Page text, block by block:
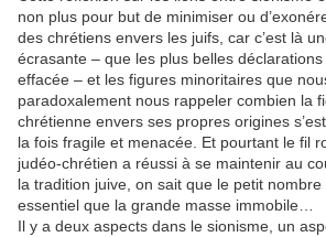
non plus pour but de minimiser ou
des chrétiens envers les juifs, car c’est là
écrasante – que les plus belles déclarations
effacée – et les figures minoritaires que
paradoxalement nous rappeler combien la
chrétienne envers ses propres origines
la fois fragile et menacée. Et pourtant le fil
judéo-chrétien a réussi à se maintenir au
la tradition juive, on sait que le petit
essentiel que la grande masse immobile…
Il y a deux aspects dans le sionisme, un